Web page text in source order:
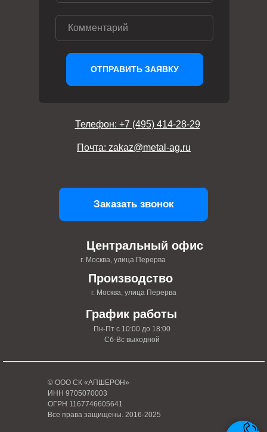
© ООО СК «АПШЕРОН»
ИНН 9705070003
ОГРН 1167746605641
Все права защищены. 2016-2025
ОТПРАВИТЬ ЗАЯВКУ
Центральный офис
г. Москва, улица Перерва
График работы
Пн-Пт с 10:00 до 18:00
Сб-Вс выходной
Производство
г. Москва, улица Перерва
Телефон: +7 (495) 414-28-29
Почта: zakaz@metal-ag.ru
Заказать звонок